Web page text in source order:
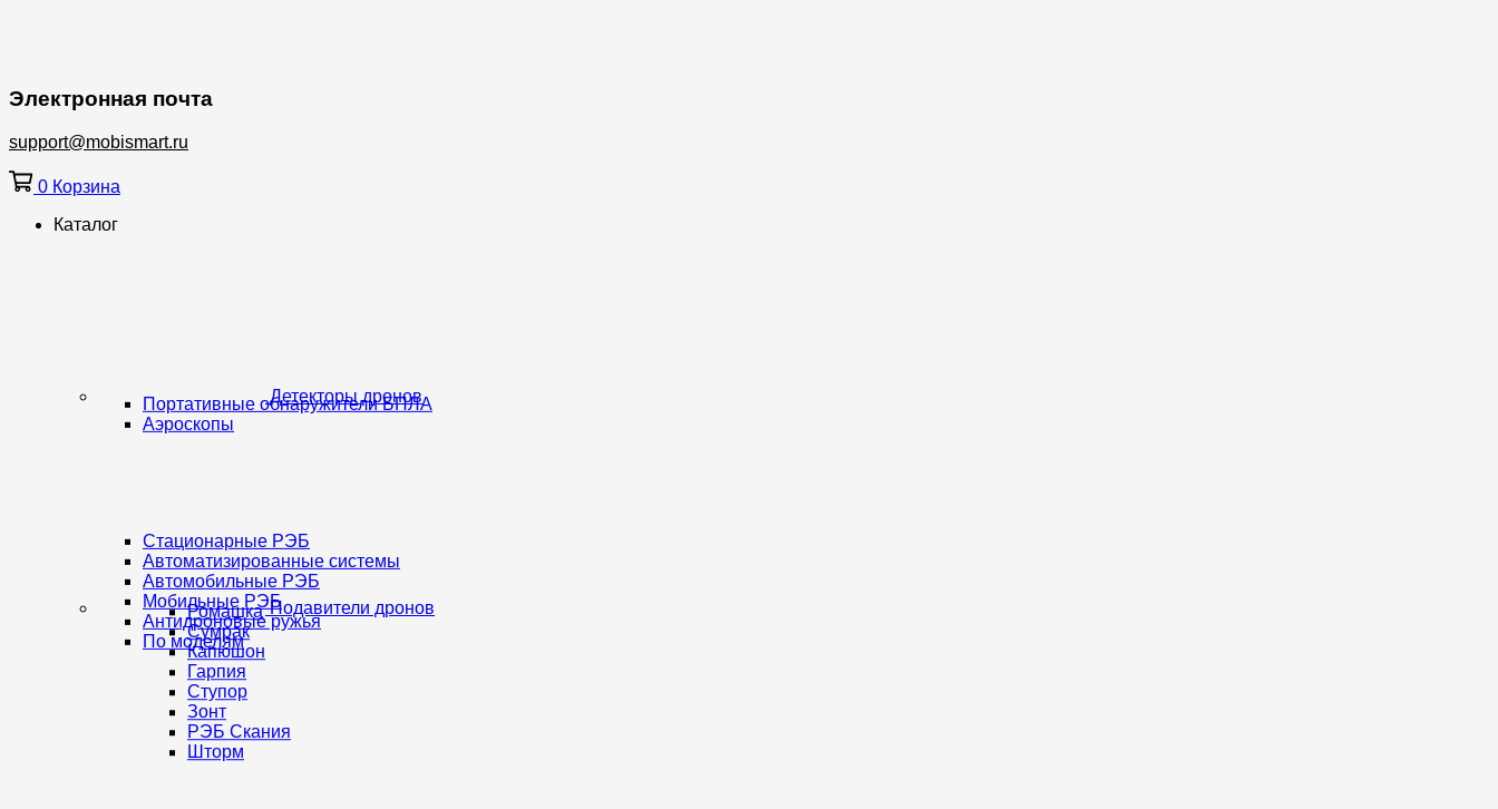
Электронная почта
support@mobismart.ru
0 Корзина
Каталог
Детекторы дронов
Портативные обнаружители БПЛА
Аэроскопы
Подавители дронов
Стационарные РЭБ
Автоматизированные системы
Автомобильные РЭБ
Мобильные РЭБ
Антидроновые ружья
По моделям
Ромашка
Сумрак
Капюшон
Гарпия
Ступор
Зонт
РЭБ Скания
Шторм